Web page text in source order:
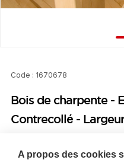
A propos des cookies
Code : 1670678
Bois de charpente -
Contrecollé -